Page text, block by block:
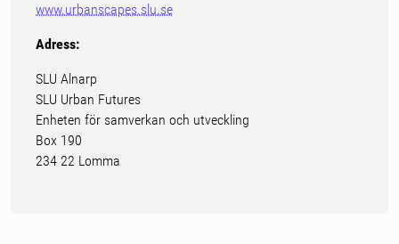
www.urbanscapes.slu.se
Adress:
SLU Alnarp
SLU Urban Futures
Enheten för samverkan och utveckling
Box 190
234 22 Lomma